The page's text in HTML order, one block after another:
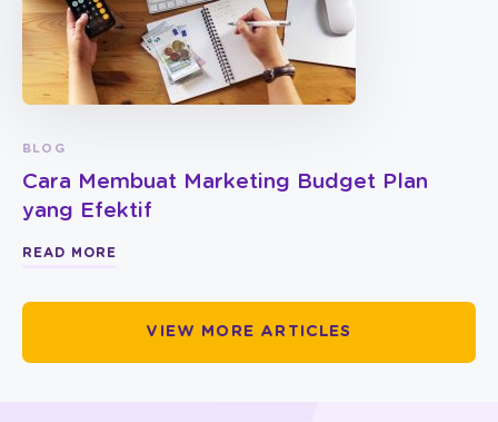
BLOG
Cara Membuat Marketing Budget Plan
yang Efektif
READ MORE
VIEW MORE ARTICLES